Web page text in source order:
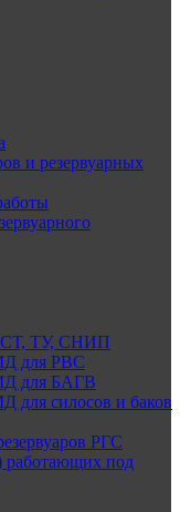
и резервуарных
ТУ, СНИП
для РВС
для БАГВ
силосов и баков
РГС
работающих под